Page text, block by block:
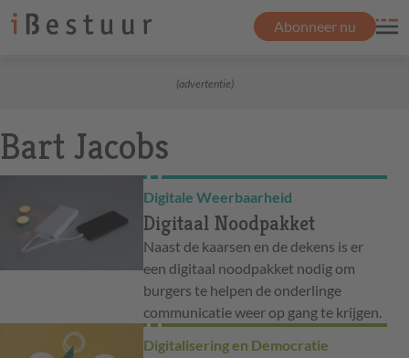
Abonneer nu
(advertentie)
Bart Jacobs
Digitale Weerbaarheid
Digitaal Noodpakket
Naast de kaarsen en de dekens is er
een digitaal noodpakket nodig om
burgers te helpen de onderlinge
communicatie weer op gang te krijgen.
Digitalisering en Democratie